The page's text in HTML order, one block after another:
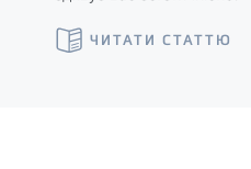
ЧИТАТИ СТАТТЮ